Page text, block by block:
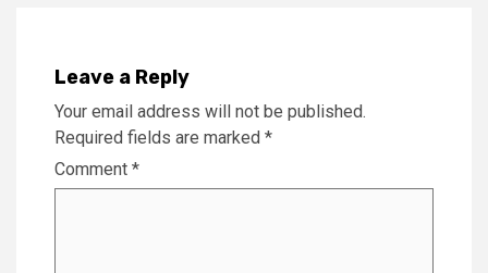
Leave a Reply
Your email address will not be published.
Required fields are marked *
Comment *